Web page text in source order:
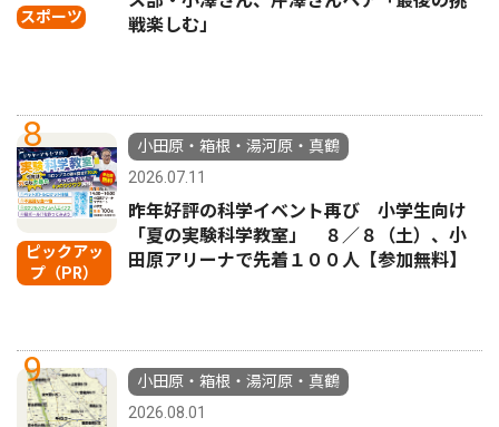
スポーツ
戦楽しむ」
8
ピックアッ
プ（PR）
小田原・箱根・湯河原・真鶴
2026.07.11
昨年好評の科学イベント再び 小学生向け
「夏の実験科学教室」 ８／８（土）、小
田原アリーナで先着１００人【参加無料】
9
小田原・箱根・湯河原・真鶴
2026.08.01